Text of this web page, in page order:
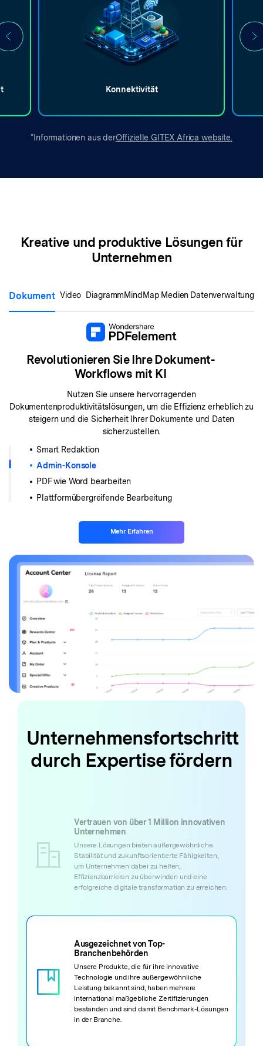
Konnektivität
* Informationen aus derOffizielle GITEX Africa website.
Kreative und produktive Lösungen für
Unternehmen
Dokument Video DiagrammMindMap Medien Datenverwaltung
Revolutionieren Sie Ihre Dokument-
Workflows mit KI
Nutzen Sie unsere hervorragenden
Dokumentenproduktivitätslösungen, um die Effizienz erheblich zu
steigern und die Sicherheit Ihrer Dokumente und Daten
sicherzustellen.
Smart Redaktion
Admin-Konsole
PDF wie Word bearbeiten
Plattformübergreifende Bearbeitung
Mehr Erfahren
Unternehmensfortschritt
durch Expertise fördern
Vertrauen von über 1 Million innovativen
Unternehmen
Unsere Lösungen bieten außergewöhnliche
Stabilität und zukunftsorientierte Fähigkeiten,
um Unternehmen dabei zu helfen,
Effizienzbarrieren zu überwinden und eine
erfolgreiche digitale transformation zu erreichen.
Ausgezeichnet von Top-
Branchenbehörden
Unsere Produkte, die für ihre innovative
Technologie und ihre außergewöhnliche
Leistung bekannt sind, haben mehrere
international maßgebliche Zertifizierungen
bestanden und sind damit Benchmark-Lösungen
in der Branche.